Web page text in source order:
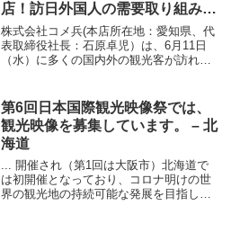
店！訪日外国人の需要取り組みを
…
株式会社コメ兵(本店所在地：愛知県、代
表取締役社長：石原卓児）は、6月11日
（水）に多くの国内外の観光客が訪れる
第6回日本国際観光映像祭では、
観光映像を募集しています。 – 北
海道
... 開催され（第1回は大阪市）北海道で
は初開催となっており、コロナ明けの世
界の観光地の持続可能な発展を目指し、